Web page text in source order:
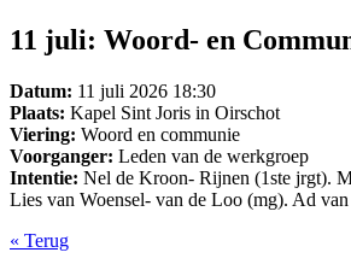
11 juli: Woord- en
Datum: 11 juli 2026 18:30
Plaats: Kapel Sint Joris in Oirschot
Viering: Woord en communie
Voorganger: Leden van de werkgroep
Intentie: Nel de Kroon- Rijnen (1ste jrgt).
Lies van Woensel- van de Loo (mg). Ad
« Terug